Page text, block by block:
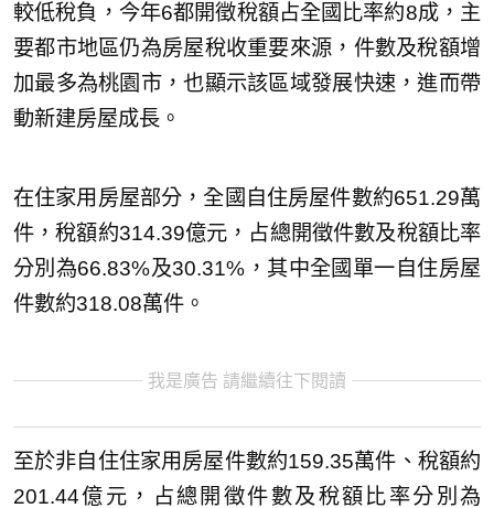
較低稅負，今年6都開徵稅額占全國比率約8成，主
要都市地區仍為房屋稅收重要來源，件數及稅額增
加最多為桃園市，也顯示該區域發展快速，進而帶
動新建房屋成長。
在住家用房屋部分，全國自住房屋件數約651.29萬
件，稅額約314.39億元，占總開徵件數及稅額比率
分別為66.83%及30.31%，其中全國單一自住房屋
件數約318.08萬件。
我是廣告 請繼續往下閱讀
至於非自住住家用房屋件數約159.35萬件、稅額約
201.44億元，占總開徵件數及稅額比率分別為